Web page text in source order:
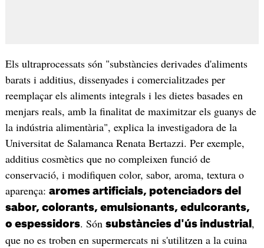
Els ultraprocessats són "substàncies derivades d'aliments
barats i additius, dissenyades i comercialitzades per
reemplaçar els aliments integrals i les dietes basades en
menjars reals, amb la finalitat de maximitzar els guanys de
la indústria alimentària", explica la investigadora de la
Universitat de Salamanca Renata Bertazzi. Per exemple,
additius cosmètics que no compleixen funció de
conservació, i modifiquen color, sabor, aroma, textura o
aparença: aromes artificials, potenciadors del
sabor, colorants, emulsionants, edulcorants,
o espessidors. Són substàncies d'ús industrial ,
que no es troben en supermercats ni s'utilitzen a la cuina